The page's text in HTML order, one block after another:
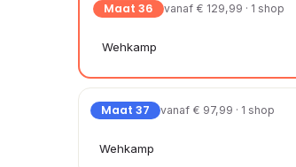
Maat 36 vanaf € 129,99 · 1 shop
Wehkamp
Maat 37 vanaf € 97,99 · 1 shop
Wehkamp